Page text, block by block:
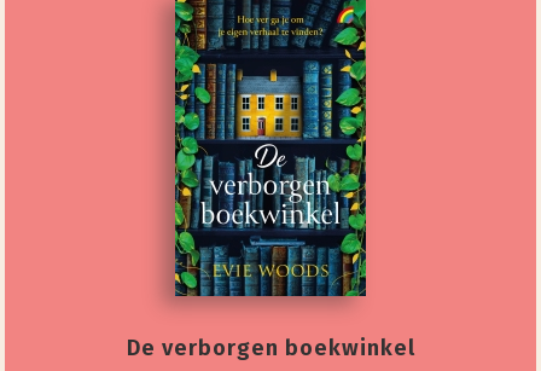
De verborgen boekwinkel